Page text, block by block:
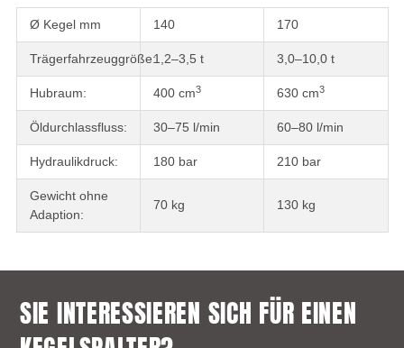
Ø Kegel mm 140 170
Trägerfahrzeuggröße:1,2–3,5 t 3,0–10,0 t
Hubraum: 400 cm3 630 cm3
Öldurchlassfluss: 30–75 l/min 60–80 l/min
Hydraulikdruck: 180 bar 210 bar
Gewicht ohne
Adaption:
70 kg 130 kg
SIE INTERESSIEREN SICH FÜR EINEN